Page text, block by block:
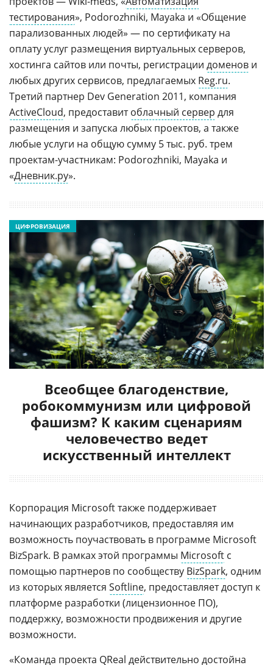
тестирования», Podorozhniki, Mayaka и «Общение
парализованных людей» — по сертификату на
оплату услуг размещения виртуальных серверов,
хостинга сайтов или почты, регистрации доменов и
любых других сервисов, предлагаемых Reg.ru.
Третий партнер Dev Generation 2011, компания
ActiveCloud, предоставитоблачный сервер для
размещения и запуска любых проектов, а также
любые услуги на общую сумму 5 тыс. руб. трем
проектам-участникам: Podorozhniki, Mayaka и
«Дневник.ру».
Всеобщее благоденствие,
робокоммунизм или цифровой
фашизм? К каким сценариям
человечество ведет
искусственный интеллект
ЦИФРОВИЗАЦИЯ
Корпорация Microsoft также поддерживает
начинающих разработчиков, предоставляя им
возможность поучаствовать в программе Microsoft
BizSpark. В рамках этой программы Microsoft с
помощью партнеров по сообществу BizSpark, одним
из которых является Softline, предоставляет доступ к
платформе разработки (лицензионное ПО),
поддержку, возможности продвижения и другие
возможности.
«Команда проекта QReal действительно достойна